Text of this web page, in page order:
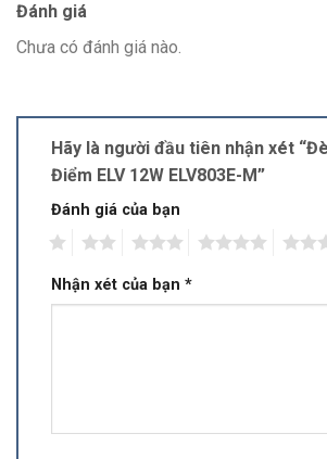
Đánh giá
Chưa có đánh giá nào.
Hãy là người đầu tiên nhận xét
Điểm ELV 12W ELV803E-M”
Đánh giá của bạn
Nhận xét của bạn *